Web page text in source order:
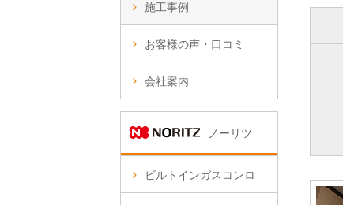
施工事例
お客様の声・口コミ
会社案内
ノーリツ
ビルトインガスコンロ